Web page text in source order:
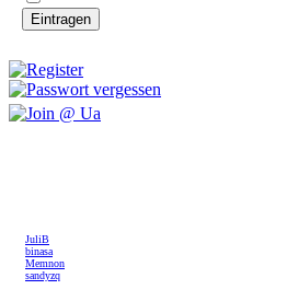
JuliB
binasa
Memnon
sandyzq